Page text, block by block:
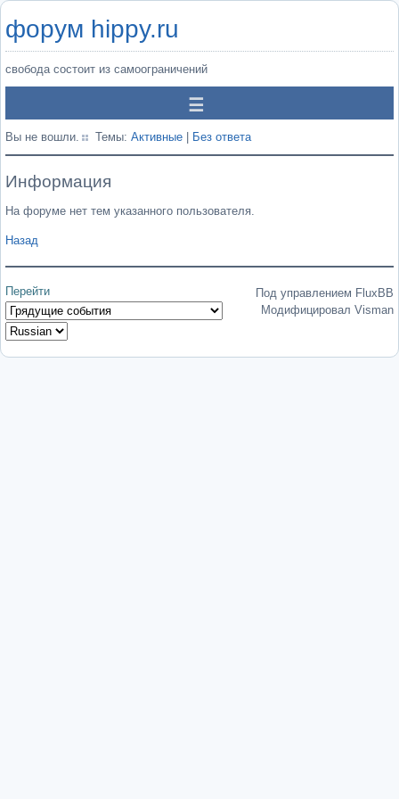
форум hippy.ru
свобода состоит из самоограничений
Вы не вошли. Темы: Активные Без ответа
Информация
На форуме нет тем указанного пользователя.
Назад
Перейти
Под управлением FluxBB
Модифицировал Visman